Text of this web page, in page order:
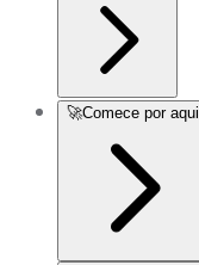
🚀Comece por aqui